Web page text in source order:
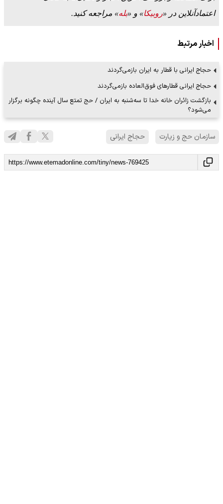
اعتمادآنلاین در «روبیکا» و «بله» مراجعه کنید.
اخبار مرتبط
حجاج ایرانی با قطار به ایران بازمی‌گردند
حجاج ایرانی قطارهای فوق‌العاده بازمی‌گردند
بازگشت زائران خانه خدا تا سه‌شنبه به ایران / حج تمتع سال آینده چگونه برگزار
می‌شود؟
سازمان حج و زیارت حجاج ایرانی